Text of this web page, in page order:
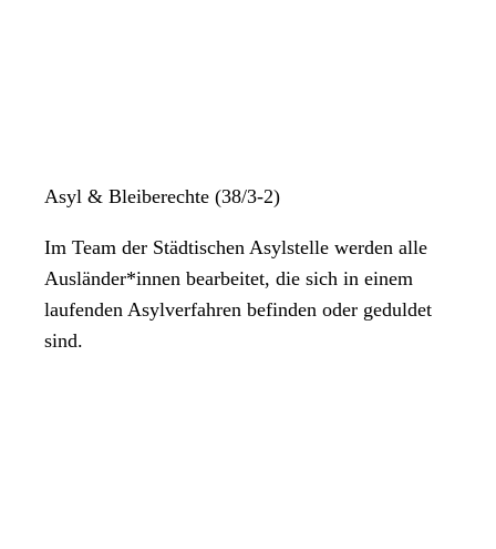
Asyl & Bleiberechte (38/3-2)
Im Team der Städtischen Asylstelle werden alle
Ausländer*innen bearbeitet, die sich in einem
laufenden Asylverfahren befinden oder geduldet
sind.